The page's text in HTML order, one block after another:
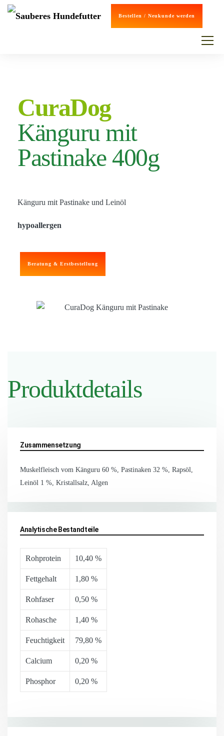
Bestellen / Neukunde werden
CuraDog
Känguru mit
Pastinake 400g
Känguru mit Pastinake und Leinöl
hypoallergen
Beratung & Erstbestellung
Produktdetails
Zusammensetzung
Muskelfleisch vom Känguru 60 %, Pastinaken 32 %, Rapsöl,
Leinöl 1 %, Kristallsalz, Algen
Analytische Bestandteile
Rohprotein 10,40 %
Fettgehalt 1,80 %
Rohfaser 0,50 %
Rohasche 1,40 %
Feuchtigkeit 79,80 %
Calcium 0,20 %
Phosphor 0,20 %